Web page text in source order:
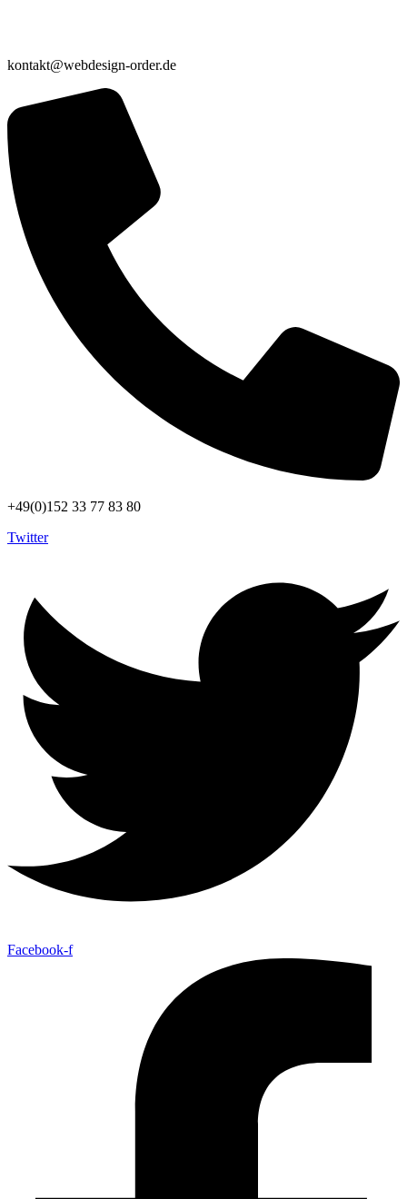
kontakt@webdesign-order.de
+49(0)152 33 77 83 80
Twitter
Facebook-f